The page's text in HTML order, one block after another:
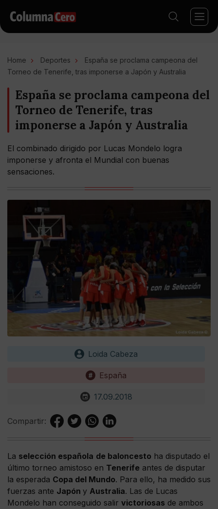
Home Deportes
España se proclama campeona del
Torneo de Tenerife, tras imponerse a Japón y Australia
España se proclama campeona del
Torneo de Tenerife, tras
imponerse a Japón y Australia
El combinado dirigido por Lucas Mondelo logra
imponerse y afronta el Mundial con buenas
sensaciones.
Loida Cabeza
España
17.09.2018
Compartir:
La selección española de baloncesto ha disputado el
último torneo amistoso en Tenerife antes de disputar
la esperada Copa del Mundo. Para ello, ha medido sus
fuerzas ante Japón y Australia. Las de Lucas
Mondelo han conseguido salir victoriosas de ambos